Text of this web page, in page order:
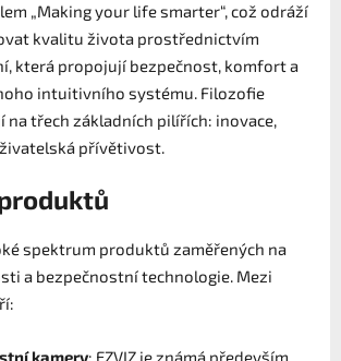
„Making your life smarter“, což odráží
kvalitu života prostřednictvím
která propojují bezpečnost, komfort a
intuitivního systému. Filozofie
třech základních pilířích: inovace,
přívětivost.
spektrum produktů zaměřených na
a bezpečnostní technologie. Mezi
kamery: EZVIZ je známá především